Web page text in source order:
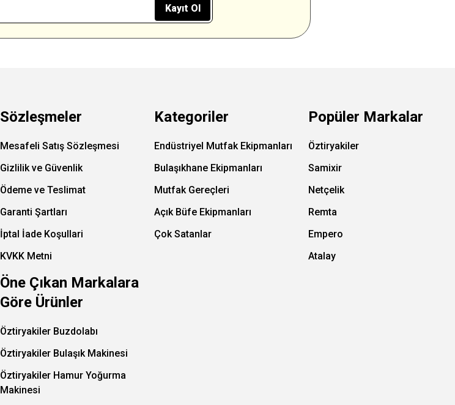
Kayıt Ol
Sözleşmeler
Mesafeli Satış Sözleşmesi
Gizlilik ve Güvenlik
Ödeme ve Teslimat
Garanti Şartları
İptal İade Koşullari
KVKK Metni
Kategoriler
Endüstriyel Mutfak Ekipmanları
Bulaşıkhane Ekipmanları
Mutfak Gereçleri
Açık Büfe Ekipmanları
Çok Satanlar
Popüler Markalar
Öztiryakiler
Samixir
Netçelik
Remta
Empero
Atalay
Öne Çıkan Markalara
Göre Ürünler
Öztiryakiler Buzdolabı
Öztiryakiler Bulaşık Makinesi
Öztiryakiler Hamur Yoğurma
Makinesi